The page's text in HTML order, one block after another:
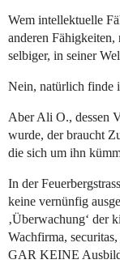
Wem intellektuelle
anderen
selbiger, in seiner
Nein, natürlich finde
Aber Ali O., dessen
wurde, der braucht
die sich um ihn
In der
keine vernünfig
‚Überwachung‘ der
Wachfirma,
GAR KEINE